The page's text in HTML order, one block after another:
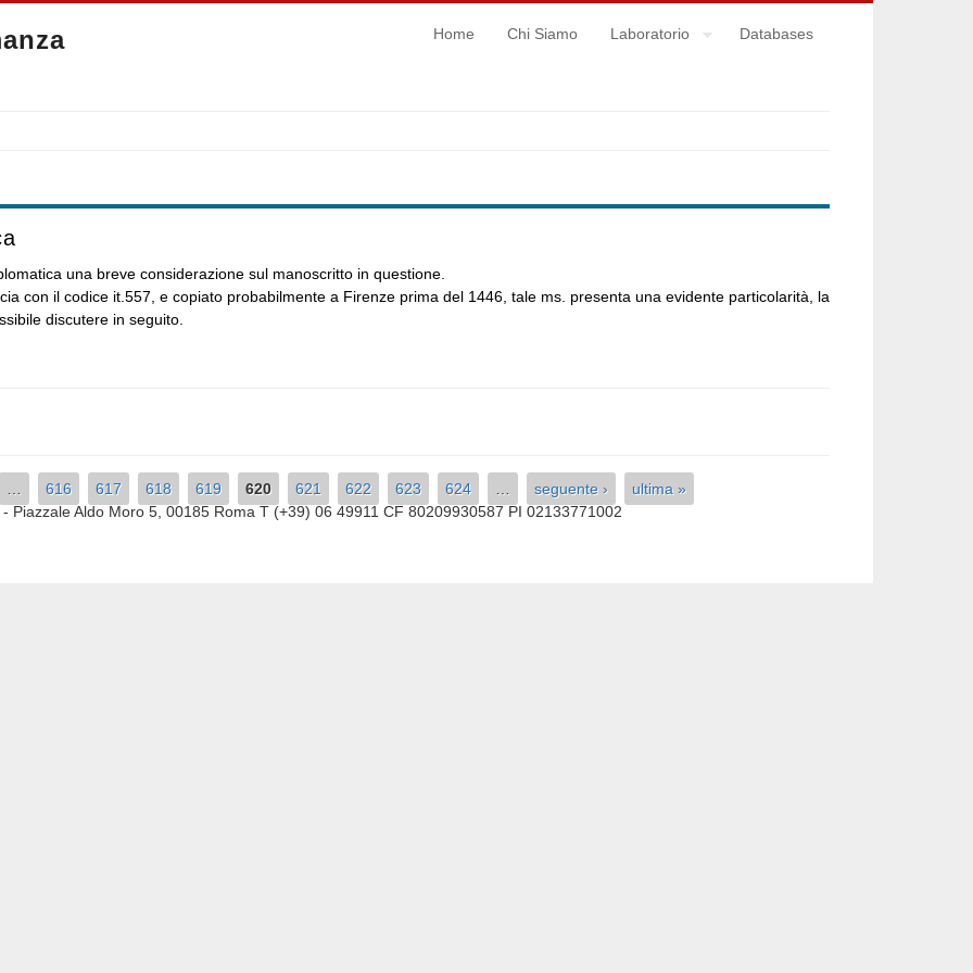
Home Chi Siamo Laboratorio Databases
una breve considerazione sul manoscritto in questione.
con il codice it.557, e copiato probabilmente a Firenze prima del 1446, tale ms. presenta una evidente particolarità, la
discutere in seguito.
616 617 618 619 620 621 622 623 624 seguente ›
ultima »
- Piazzale Aldo Moro 5, 00185 Roma T (+39) 06 49911 CF 80209930587 PI 02133771002